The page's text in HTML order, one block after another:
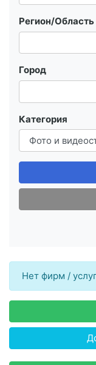
Регион/Область
Город
Категория
Нет фирм /